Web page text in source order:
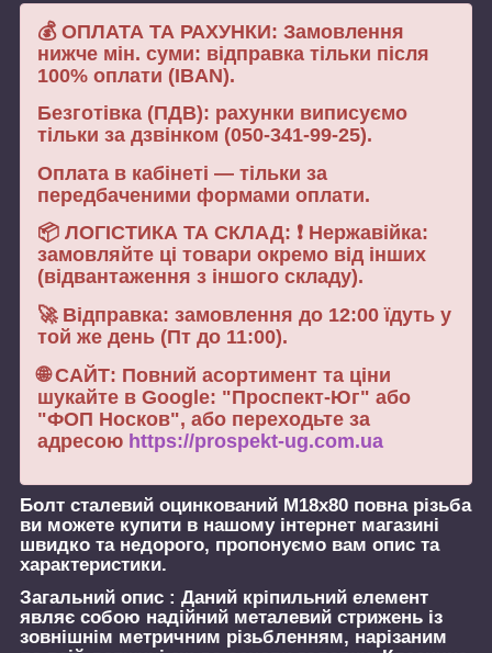
💰 ОПЛАТА ТА РАХУНКИ: Замовлення
нижче мін. суми: відправка тільки після
100% оплати (IBAN).
Безготівка (ПДВ): рахунки виписуємо
тільки за дзвінком (050-341-99-25).
Оплата в кабінеті — тільки за
передбаченими формами оплати.
📦 ЛОГІСТИКА ТА СКЛАД: ❗ Нержавійка:
замовляйте ці товари окремо від інших
(відвантаження з іншого складу).
🚀 Відправка: замовлення до 12:00 їдуть у
той же день (Пт до 11:00).
🌐 САЙТ: Повний асортимент та ціни
шукайте в Google: "Проспект-Юг" або
"ФОП Носков", або переходьте за
адресою https://prospekt-ug.com.ua
Болт сталевий оцинкований М18х80 повна різьба
ви можете купити в нашому інтернет магазині
швидко та недорого, пропонуємо вам опис та
характеристики.
Загальний опис : Даний кріпильний елемент
являє собою надійний металевий стрижень із
зовнішнім метричним різьбленням, нарізаним